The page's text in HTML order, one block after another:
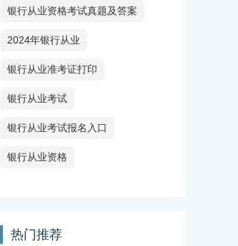
银行从业资格考试真题及答案
2024年银行从业
银行从业准考证打印
银行从业考试
银行从业考试报名入口
银行从业资格
热门推荐